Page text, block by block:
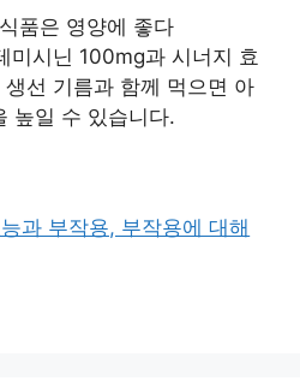
품은 영양에 좋다
미시닌 100mg과 시너지 효
선 기름과 함께 먹으면 아
높일 수 있습니다.
과 부작용, 부작용에 대해